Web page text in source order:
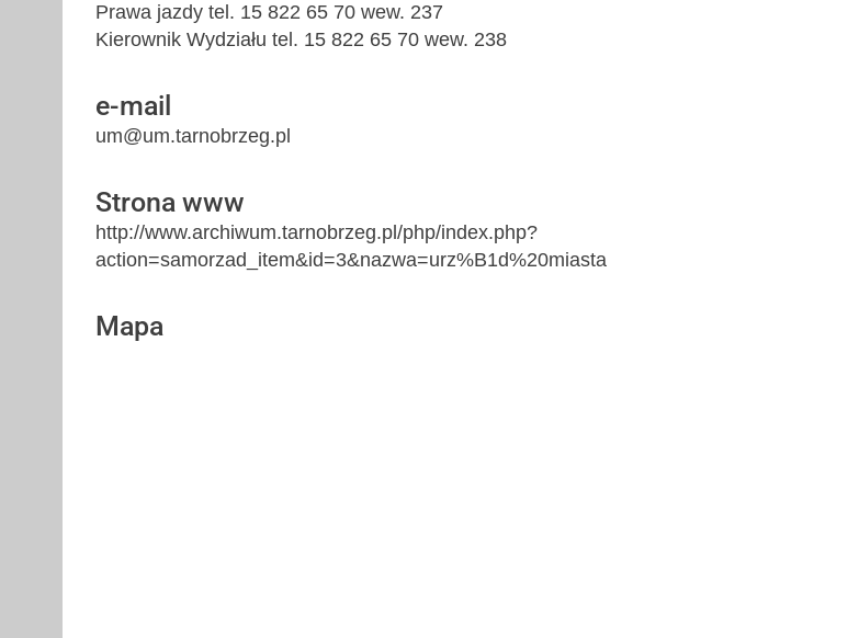
Prawa jazdy tel. 15 822 65 70 wew. 237
Kierownik Wydziału tel. 15 822 65 70 wew. 238
e-mail
um@um.tarnobrzeg.pl
Strona www
http://www.archiwum.tarnobrzeg.pl/php/index.php?
action=samorzad_item&id=3&nazwa=urz%B1d%20miasta
Mapa